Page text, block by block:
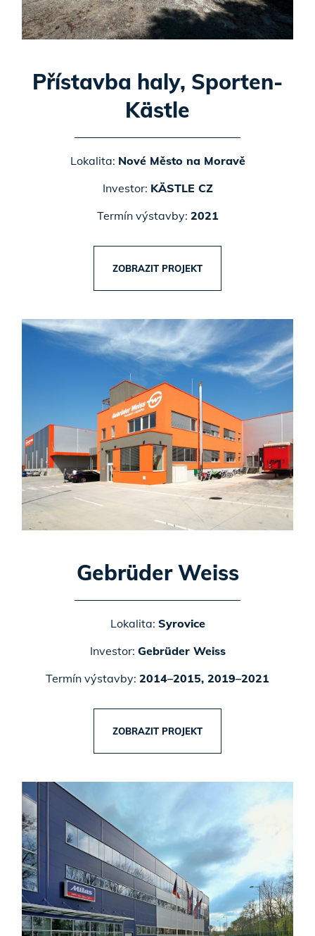
Přístavba haly, Sporten-
Kästle
Lokalita: Nové Město na Moravě
Investor: KÄSTLE CZ
Termín výstavby: 2021
ZOBRAZIT PROJEKT
Gebrüder Weiss
Lokalita: Syrovice
Investor: Gebrüder Weiss
Termín výstavby: 2014–2015, 2019–2021
ZOBRAZIT PROJEKT